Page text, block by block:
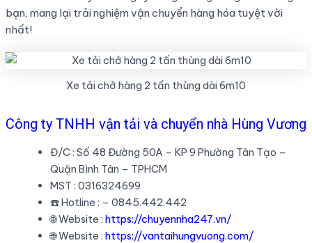
bạn, mang lại trải nghiệm vận chuyển hàng hóa tuyệt vời
nhất!
Xe tải chở hàng 2 tấn thùng dài 6m10
Công ty TNHH vận tải và chuyển nhà Hùng Vương
Đ/C : Số 48 Đường 50A – KP 9 Phường Tân Tạo –
Quận Bình Tân – TPHCM
MST : 0316324699
☎️ Hotline : – 0845.442.442
🌐 Website : https://chuyennha247.vn/
🌐 Website : https://vantaihungvuong.com/